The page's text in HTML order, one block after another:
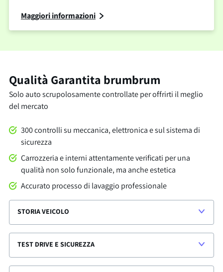
Maggiori informazioni
Qualità Garantita brumbrum
Solo auto scrupolosamente controllate per offrirti il meglio
del mercato
300 controlli su meccanica, elettronica e sul sistema di
sicurezza
Carrozzeria e interni attentamente verificati per una
qualità non solo funzionale, ma anche estetica
Accurato processo di lavaggio professionale
STORIA VEICOLO
TEST DRIVE E SICUREZZA